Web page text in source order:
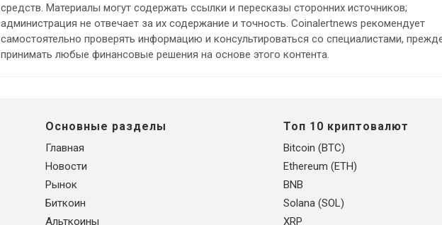
средств. Материалы могут содержать ссылки и пересказы сторонних источников;
администрация не отвечает за их содержание и точность. Coinalertnews рекомендует
самостоятельно проверять информацию и консультироваться со специалистами,
принимать любые финансовые решения на основе этого контента.
Основные разделы
Главная
Новости
Рынок
Биткоин
Альткоины
Топ 10 криптовалют
Bitcoin (BTC)
Ethereum (ETH)
BNB
Solana (SOL)
XRP